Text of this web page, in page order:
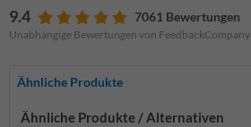
9.4 7061 Bewertungen
Unabhängige Bewertungen von FeedbackCompany
Ähnliche Produkte
Ähnliche Produkte / Alternativen